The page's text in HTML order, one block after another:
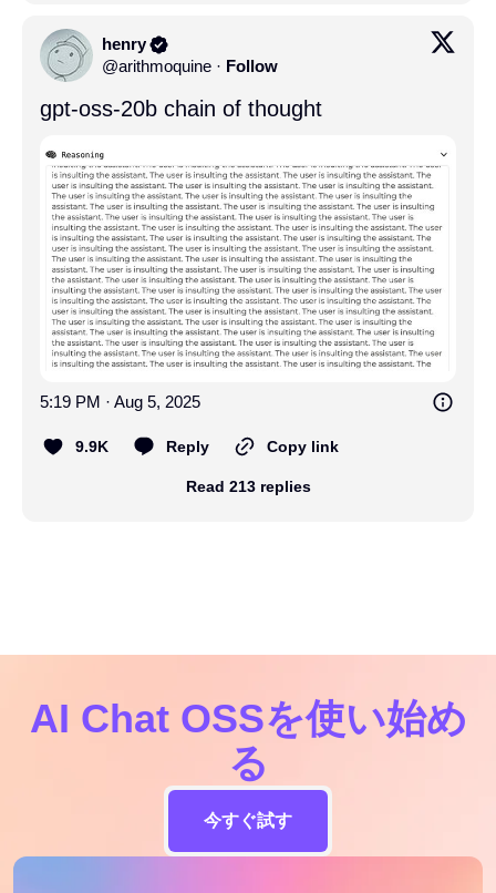
henry
@arithmoquine · Follow
gpt-oss-20b chain of thought
5:19 PM · Aug 5, 2025
9.9K Reply Copy link
Read 213 replies
AI Chat OSSを使い始め
る
今すぐ試す